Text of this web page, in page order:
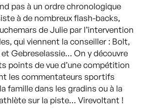
pas à un ordre chronologique
à de nombreux flash-backs,
de Julie par l’intervention
qui viennent la conseiller : Bolt,
et Gebreselassie… On y découvre
points de vue d’une compétition
les commentateurs sportifs
famille dans les gradins ou à la
sur la piste… Virevoltant !